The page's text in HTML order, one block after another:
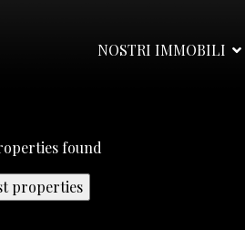
NOSTRI IMMOBILI
found